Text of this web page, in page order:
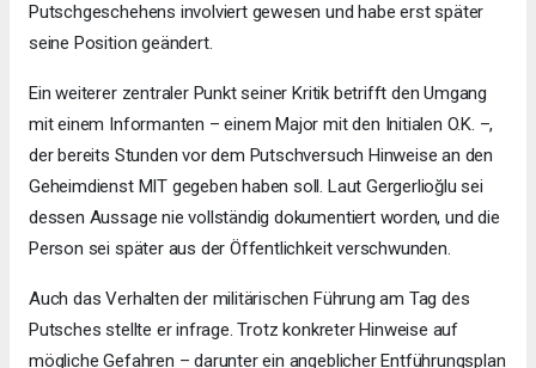
Putschgeschehens involviert gewesen und habe erst später
seine Position geändert.
Ein weiterer zentraler Punkt seiner Kritik betrifft den Umgang
mit einem Informanten – einem Major mit den Initialen O.K. –,
der bereits Stunden vor dem Putschversuch Hinweise an den
Geheimdienst MIT gegeben haben soll. Laut Gergerlioğlu sei
dessen Aussage nie vollständig dokumentiert worden, und die
Person sei später aus der Öffentlichkeit verschwunden.
Auch das Verhalten der militärischen Führung am Tag des
Putsches stellte er infrage. Trotz konkreter Hinweise auf
mögliche Gefahren – darunter ein angeblicher Entführungsplan